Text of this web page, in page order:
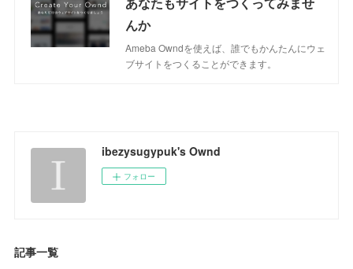
んか
Ameba Owndを使えば、誰でもかんたんにウェ
ブサイトをつくることができます。
ibezysugypuk's Ownd
フォロー
記事一覧